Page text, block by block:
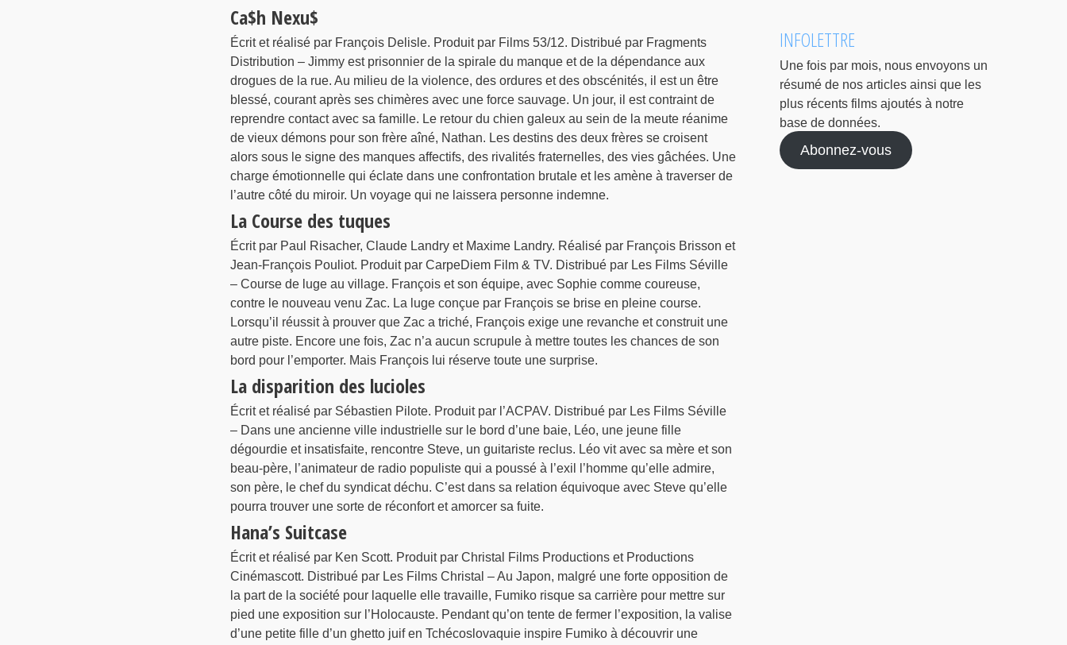
Ca$h Nexu$
Écrit et réalisé par François Delisle. Produit par Films 53/12. Distribué par Fragments
Distribution – Jimmy est prisonnier de la spirale du manque et de la dépendance aux
drogues de la rue. Au milieu de la violence, des ordures et des obscénités, il est un être
blessé, courant après ses chimères avec une force sauvage. Un jour, il est contraint de
reprendre contact avec sa famille. Le retour du chien galeux au sein de la meute réanime
de vieux démons pour son frère aîné, Nathan. Les destins des deux frères se croisent
alors sous le signe des manques affectifs, des rivalités fraternelles, des vies gâchées. Une
charge émotionnelle qui éclate dans une confrontation brutale et les amène à traverser de
l’autre côté du miroir. Un voyage qui ne laissera personne indemne.
La Course des tuques
Écrit par Paul Risacher, Claude Landry et Maxime Landry. Réalisé par François Brisson et
Jean-François Pouliot. Produit par CarpeDiem Film & TV. Distribué par Les Films Séville
– Course de luge au village. François et son équipe, avec Sophie comme coureuse,
contre le nouveau venu Zac. La luge conçue par François se brise en pleine course.
Lorsqu’il réussit à prouver que Zac a triché, François exige une revanche et construit une
autre piste. Encore une fois, Zac n’a aucun scrupule à mettre toutes les chances de son
bord pour l’emporter. Mais François lui réserve toute une surprise.
La disparition des lucioles
Écrit et réalisé par Sébastien Pilote. Produit par l’ACPAV. Distribué par Les Films Séville
– Dans une ancienne ville industrielle sur le bord d’une baie, Léo, une jeune fille
dégourdie et insatisfaite, rencontre Steve, un guitariste reclus. Léo vit avec sa mère et son
beau-père, l’animateur de radio populiste qui a poussé à l’exil l’homme qu’elle admire,
son père, le chef du syndicat déchu. C’est dans sa relation équivoque avec Steve qu’elle
pourra trouver une sorte de réconfort et amorcer sa fuite.
Hana’s Suitcase
Écrit et réalisé par Ken Scott. Produit par Christal Films Productions et Productions
Cinémascott. Distribué par Les Films Christal – Au Japon, malgré une forte opposition de
la part de la société pour laquelle elle travaille, Fumiko risque sa carrière pour mettre sur
pied une exposition sur l’Holocauste. Pendant qu’on tente de fermer l’exposition, la valise
d’une petite fille d’un ghetto juif en Tchécoslovaquie inspire Fumiko à découvrir une
INFOLETTRE
Une fois par mois, nous envoyons un
résumé de nos articles ainsi que les
plus récents films ajoutés à notre
base de données.
Abonnez-vous